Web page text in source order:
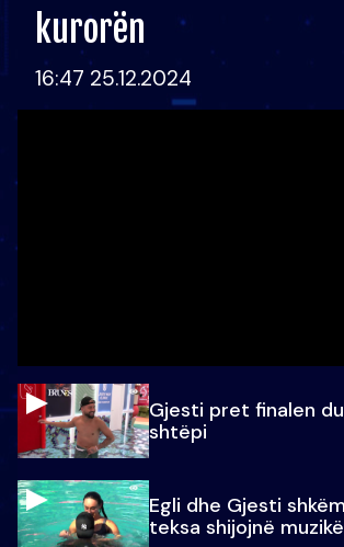
kurorën
16:47 25.12.2024
Gjesti pret finalen
shtëpi
Egli dhe Gjesti
teksa shijojnë